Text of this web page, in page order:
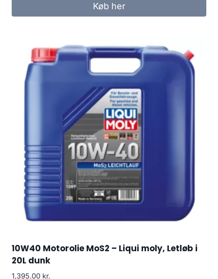
Køb her
10W40 Motorolie MoS2 – Liqui moly, Letløb i
20L dunk
1,395.00 kr.